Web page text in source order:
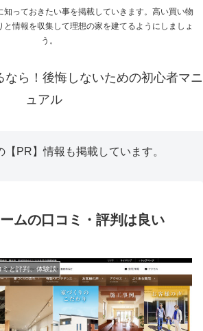
知っておきたい事を掲載していきます。高い買い物
と情報を収集して理想の家を建てるようにしましょ
う。
なら！後悔しないための初心者マニ
ュアル
PR】情報も掲載しています。
ムの口コミ・評判は良い
と評判、体験談